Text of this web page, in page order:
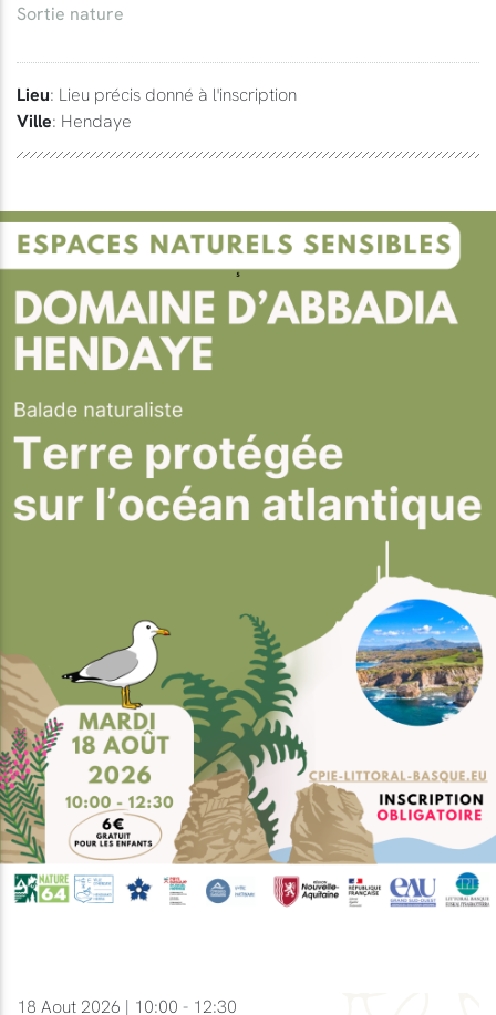
Sortie nature
Lieu: Lieu précis donné à l'inscription
Ville: Hendaye
18 Aout 2026 | 10:00 - 12:30